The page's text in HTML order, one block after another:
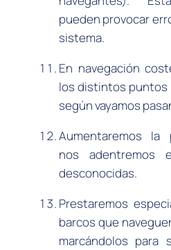
pueden provocar
sistema.
En navegación
los distintos puntos
según vayamos
Aumentaremos la
nos adentremos
desconocidas.
Prestaremos
barcos que
marcándolos para